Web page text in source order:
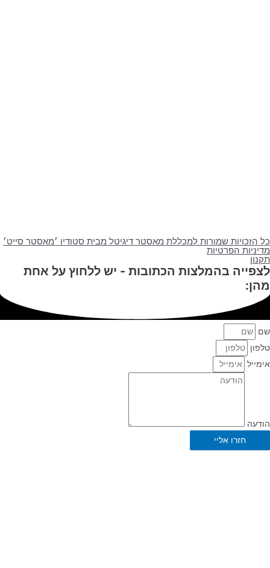
שמורות למכללת מאסטר דיגיטל מבית סטודיו ׳מאסטר סייט׳
הפרטיות
בהמלצות הכתובות - יש ללחוץ על אחת
חזרו אליי